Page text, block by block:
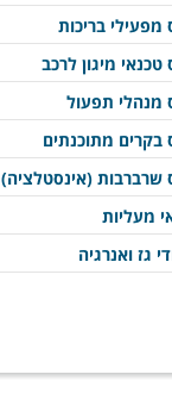
מפעילי בריכות
טכנאי מיגון לרכב
מנהלי תפעול
בקרים מתוכנתים
שרברבות (אינסטלציה)
מעליות
גז ואנרגיה